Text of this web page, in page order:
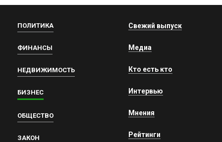
ПОЛИТИКА
ФИНАНСЫ
НЕДВИЖИМОСТЬ
БИЗНЕС
ОБЩЕСТВО
ЗАКОН
Свежий выпуск
Медиа
Кто есть кто
Интервью
Мнения
Рейтинги